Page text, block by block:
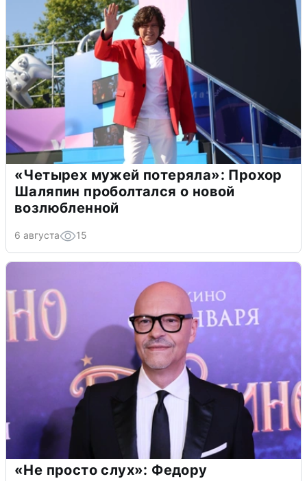
«Четырех мужей потеряла»: Прохор
Шаляпин проболтался о новой
возлюбленной
6 августа 15
«Не просто слух»: Федору